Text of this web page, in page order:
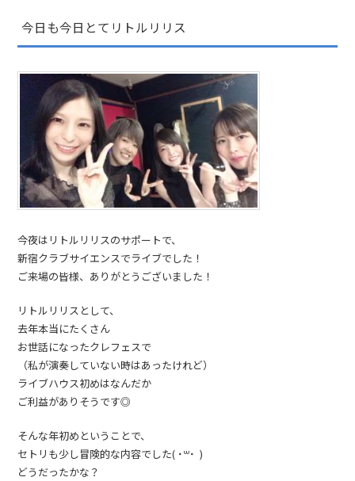
今日も今日とてリトルリリス
今夜はリトルリリスのサポートで、
新宿クラブサイエンスでライブでした！
ご来場の皆様、ありがとうございました！
リトルリリスとして、
去年本当にたくさん
お世話になったクレフェスで
（私が演奏していない時はあったけれど）
ライブハウス初めはなんだか
ご利益がありそうです◎
そんな年初めということで、
セトリも少し冒険的な内容でした( ˙꒳​˙ )
どうだったかな？